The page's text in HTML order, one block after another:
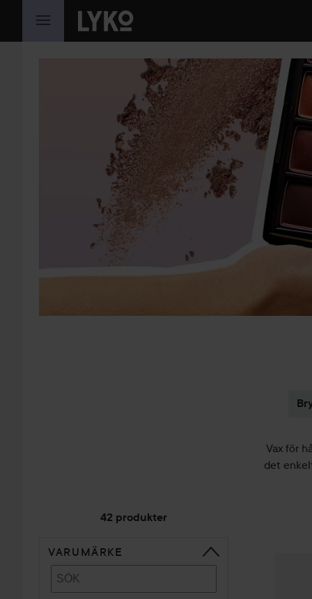
HOPPA TILL INNEHÅLLET
Vax för
det
42 produkter
HOPPA TILL SORTERA
VARUMÄRKE